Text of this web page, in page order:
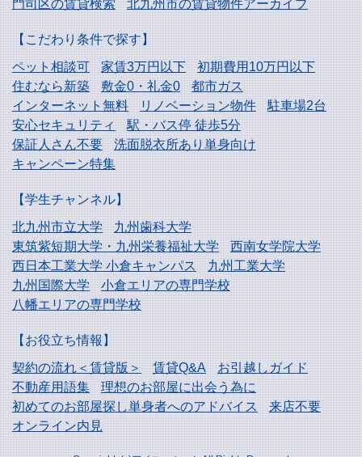
門司区の賃貸検索
北九州市の賃貸物件アーカイブ
【こだわり条件で探す】
ペット相談可
家賃3万円以下
初期費用10万円以下
住むなら新築
敷金0・礼金0
都市ガス
インターネット無料
リノベーション物件
駐車場2台
安心セキュリティ
駅・バス停 徒歩5分
保証人さん不要
洗面脱衣所あり単身向け
キャンペーン特集
【学生チャンネル】
北九州市立大学
九州歯科大学
東筑紫短期大学・九州栄養福祉大学
西南女学院大学
西日本工業大学小倉キャンパス
九州工業大学
九州国際大学
小倉エリアの専門学校
八幡エリアの専門学校
【お役立ち情報】
契約の流れ＜賃貸版＞
賃貸Q&A
お引越しガイド
不動産用語集
理想のお部屋に出会う為に
初めてのお部屋探し単身者へのアドバイス
来店不要
オンライン内見